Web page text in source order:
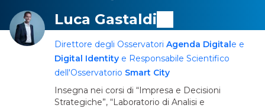
Luca Gastaldi
Direttore degli Osservatori Agenda Digitale e
Digital Identity e Responsabile Scientifico
dell'Osservatorio Smart City
Insegna nei corsi di “Impresa e Decisioni
Strategiche”, “Laboratorio di Analisi e